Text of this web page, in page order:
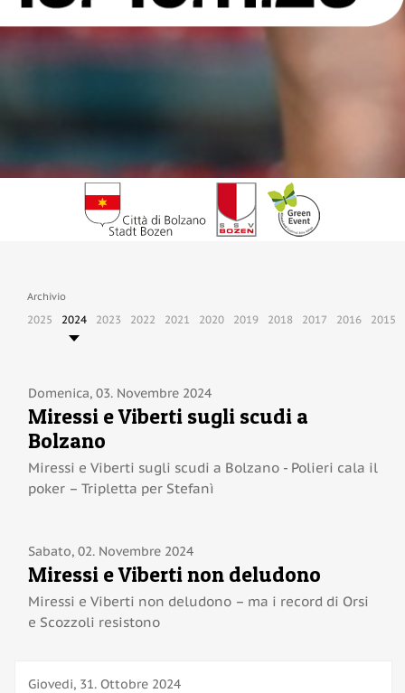
HOME
PROGRAMMA GARE
TEMPI LIMITE
PUNTEGGI E PREMI
PARTNER
GREEN EVENT
LOGISTICA
TRASPORTI PUBBLICI
ALLOGGI
ORGANIZZAZIONE
NEWS
FOTO
CONTATTO
Archivio
2025 2024 2023 2022 2021 2020 2019 2018 2017 2016 2015
Domenica, 03. Novembre 2024
Miressi e Viberti sugli scudi a
Bolzano
Miressi e Viberti sugli scudi a Bolzano - Polieri cala il
poker – Tripletta per Stefanì
Sabato, 02. Novembre 2024
Miressi e Viberti non deludono
Miressi e Viberti non deludono – ma i record di Orsi
e Scozzoli resistono
Giovedi, 31. Ottobre 2024